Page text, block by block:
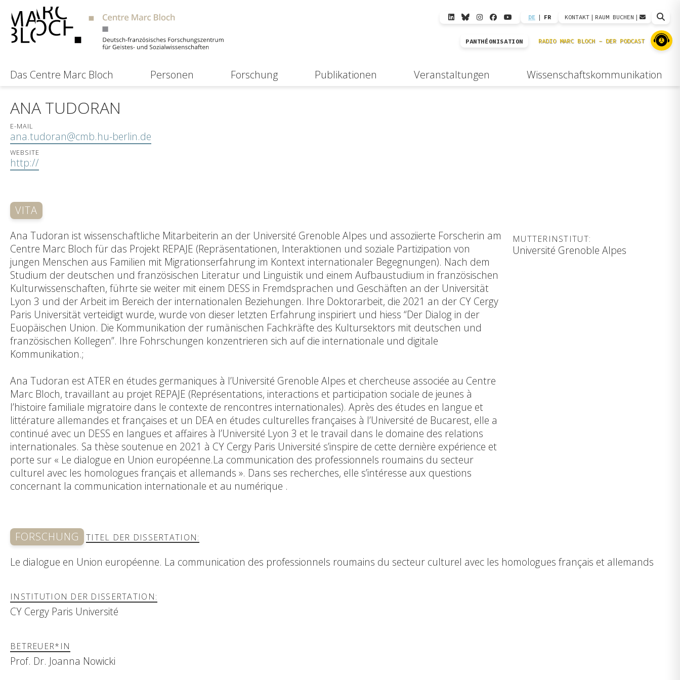
DE | FR KONTAKT | RAUM BUCHEN |
PANTHÉONISATION
Das Centre Marc Bloch Personen Forschung Publikationen Veranstaltungen Wissenschaftskommunikation
ANA TUDORAN
E-MAIL
ana.tudoran@cmb.hu-berlin.de
WEBSITE
http://
VITA
Ana Tudoran ist wissenschaftliche Mitarbeiterin an der Université Grenoble Alpes und assoziierte Forscherin am
Centre Marc Bloch für das Projekt REPAJE (Repräsentationen, Interaktionen und soziale Partizipation von
jungen Menschen aus Familien mit Migrationserfahrung im Kontext internationaler Begegnungen). Nach dem
Studium der deutschen und französischen Literatur und Linguistik und einem Aufbaustudium in französischen
Kulturwissenschaften, führte sie weiter mit einem DESS in Fremdsprachen und Geschäften an der Universität
Lyon 3 und der Arbeit im Bereich der internationalen Beziehungen. Ihre Doktorarbeit, die 2021 an der CY Cergy
Paris Universität verteidigt wurde, wurde von dieser letzten Erfahrung inspiriert und hiess “Der Dialog in der
Euopäischen Union. Die Kommunikation der rumänischen Fachkräfte des Kultursektors mit deutschen und
französischen Kollegen”. Ihre Fohrschungen konzentrieren sich auf die internationale und digitale
Kommunikation.;
Ana Tudoran est ATER en études germaniques à l’Université Grenoble Alpes et chercheuse associée au Centre
Marc Bloch, travaillant au projet REPAJE (Représentations, interactions et participation sociale de jeunes à
l’histoire familiale migratoire dans le contexte de rencontres internationales). Après des études en langue et
littérature allemandes et françaises et un DEA en études culturelles françaises à l’Université de Bucarest, elle a
continué avec un DESS en langues et affaires à l’Université Lyon 3 et le travail dans le domaine des relations
internationales. Sa thèse soutenue en 2021 à CY Cergy Paris Université s’inspire de cette dernière expérience et
porte sur « Le dialogue en Union européenne.La communication des professionnels roumains du secteur
culturel avec les homologues français et allemands ». Dans ses recherches, elle s’intéresse aux questions
concernant la communication internationale et au numérique .
MUTTERINSTITUT:
Université Grenoble Alpes
FORSCHUNG TITEL DER DISSERTATION:
Le dialogue en Union européenne. La communication des professionnels roumains du secteur culturel avec les homologues français et allemands
INSTITUTION DER DISSERTATION:
CY Cergy Paris Université
BETREUER*IN
Prof. Dr. Joanna Nowicki